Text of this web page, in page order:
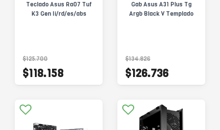
Teclado Asus Ra07 Tuf
K3 Gen Ii/rd/es/abs
$125.700
$118.158
Gab Asus A31 Plus Tg
Argb Black V Templado
$134.826
$126.736